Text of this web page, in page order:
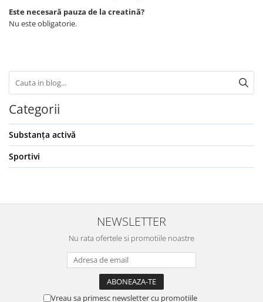
Este necesară pauza de la creatină?
Nu este obligatorie.
Categorii
Substanța activă
Sportivi
NEWSLETTER
Nu rata ofertele si promotiile noastre
Vreau sa primesc newsletter cu promotiile